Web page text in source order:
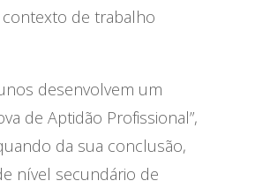
de trabalho
desenvolvem um
de Aptidão Profissional”,
da sua conclusão,
nível secundário de